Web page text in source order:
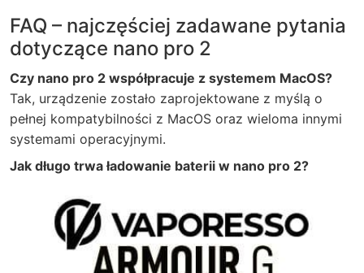
FAQ – najczęściej zadawane pytania
dotyczące nano pro 2
Czy nano pro 2 współpracuje z systemem MacOS?
Tak, urządzenie zostało zaprojektowane z myślą o
pełnej kompatybilności z MacOS oraz wieloma innymi
systemami operacyjnymi.
Jak długo trwa ładowanie baterii w nano pro 2?